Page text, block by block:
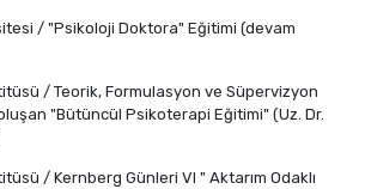
/ "Psikoloji Doktora" Eğitimi (devam
/ Teorik, Formulasyon ve Süpervizyon
"Bütüncül Psikoterapi Eğitimi" (Uz. Dr.
/ Kernberg Günleri VI " Aktarım Odaklı